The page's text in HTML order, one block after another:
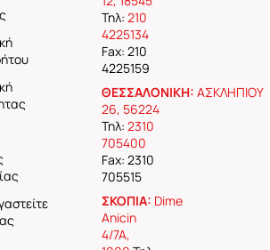
Τηλ: 210
4225134
Fax: 210
4225159
ΘΕΣΣΑΛΟΝΙΚΗ: ΑΣΚΛΗΠΙΟΥ
26, 56224
Τηλ: 2310
705400
Fax: 2310
705515
ΣΚΟΠΙΑ: Dime
Anicin
4/7A,